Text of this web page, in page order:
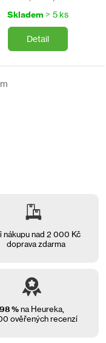
Skladem > 5 ks
Detail
nákupu nad 2 000 Kč
doprava zdarma
98 %na Heureka,
ověřených recenzí